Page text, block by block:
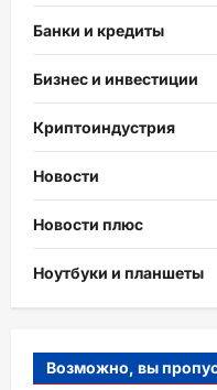
Банки и кредиты
Бизнес и инвестиции
Криптоиндустрия
Новости
Новости плюс
Ноутбуки и планшеты
Возможно, вы